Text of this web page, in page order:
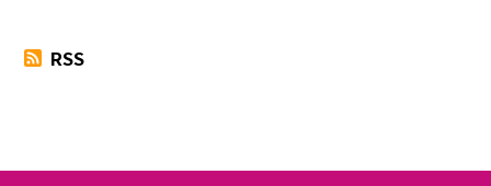
RSS